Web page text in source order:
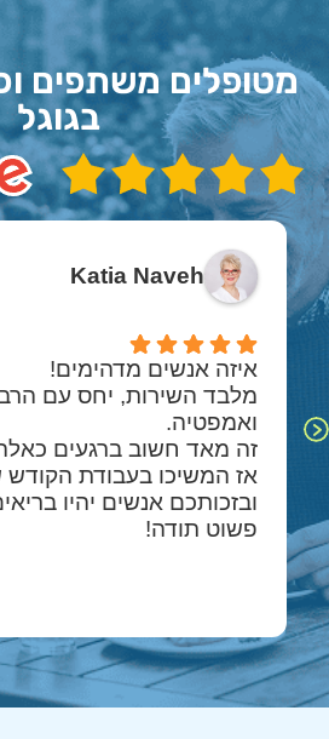
מטופלים משתפים
בגוגל
Katia Naveh
מלבד השירות, יחס עם
אז המשיכו בעבודת
פשוט תודה!